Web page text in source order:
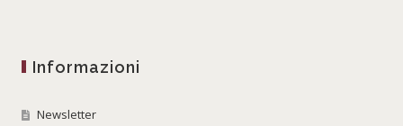
Informazioni
Newsletter